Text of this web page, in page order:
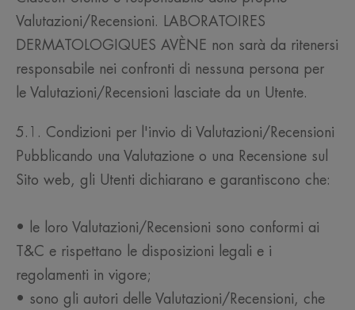
Valutazioni/Recensioni. LABORATOIRES
DERMATOLOGIQUES AVÈNE non sarà da ritenersi
responsabile nei confronti di nessuna persona per
le Valutazioni/Recensioni lasciate da un Utente.
5.1. Condizioni per l'invio di Valutazioni/Recensioni
Pubblicando una Valutazione o una Recensione sul
Sito web, gli Utenti dichiarano e garantiscono che:
• le loro Valutazioni/Recensioni sono conformi ai
T&C e rispettano le disposizioni legali e i
regolamenti in vigore;
• sono gli autori delle Valutazioni/Recensioni, che